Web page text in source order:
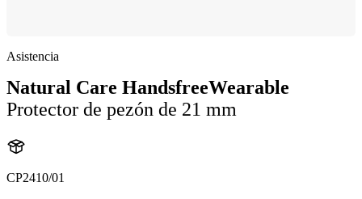
Asistencia
Natural Care HandsfreeWearable
Protector de pezón de 21 mm
CP2410/01